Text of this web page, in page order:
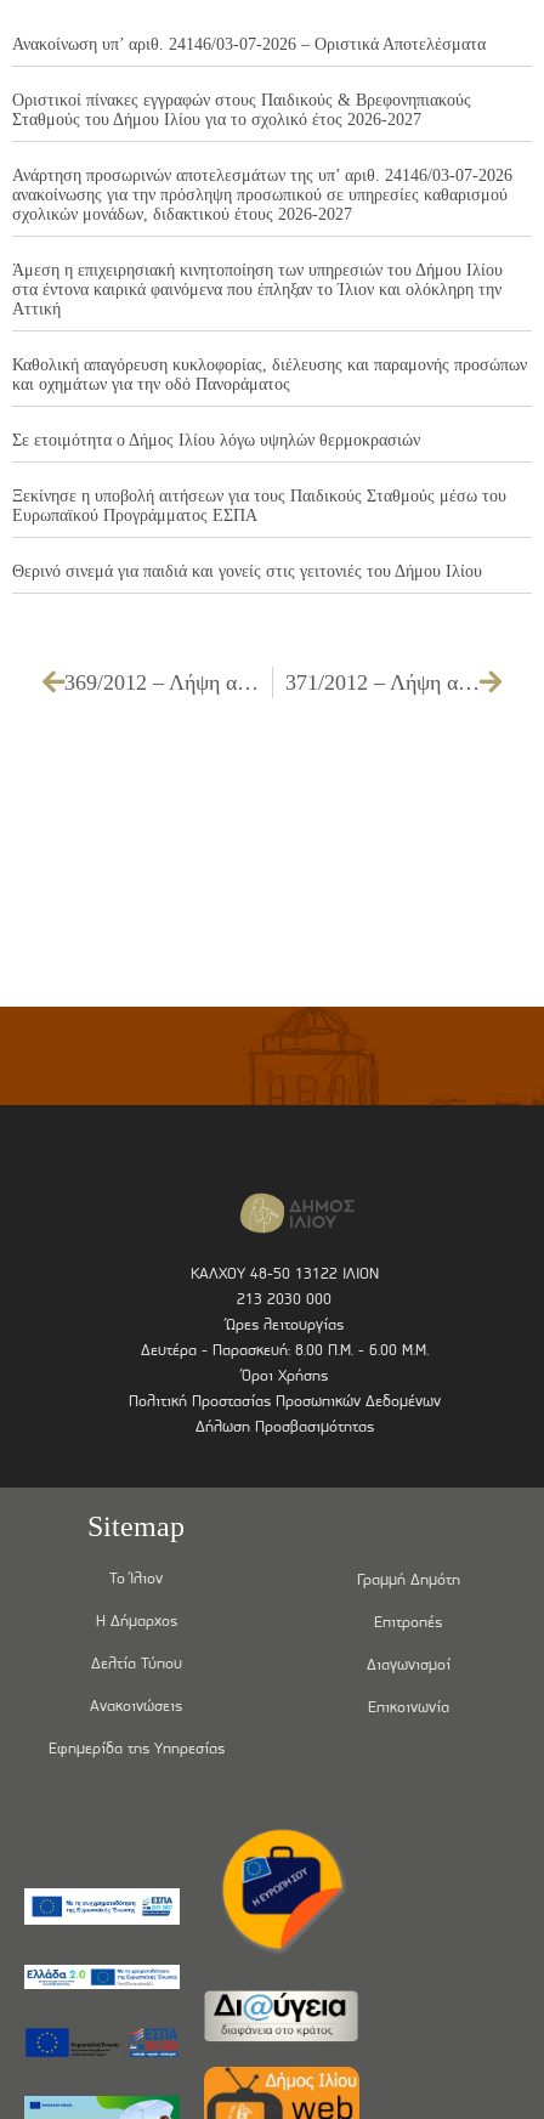
Ανακοίνωση υπ’ αριθ. 24146/03-07-2026 – Οριστικά Αποτελέσματα
Οριστικοί πίνακες εγγραφών στους Παιδικούς & Βρεφονηπιακούς
Σταθμούς του Δήμου Ιλίου για το σχολικό έτος 2026-2027
Ανάρτηση προσωρινών αποτελεσμάτων της υπ’ αριθ. 24146/03-07-2026
ανακοίνωσης για την πρόσληψη προσωπικού σε υπηρεσίες καθαρισμού
σχολικών μονάδων, διδακτικού έτους 2026-2027
Άμεση η επιχειρησιακή κινητοποίηση των υπηρεσιών του Δήμου Ιλίου
στα έντονα καιρικά φαινόμενα που έπληξαν το Ίλιον και ολόκληρη την
Αττική
Καθολική απαγόρευση κυκλοφορίας, διέλευσης και παραμονής προσώπων
και οχημάτων για την οδό Πανοράματος
Σε ετοιμότητα ο Δήμος Ιλίου λόγω υψηλών θερμοκρασιών
Ξεκίνησε η υποβολή αιτήσεων για τους Παιδικούς Σταθμούς μέσω του
Ευρωπαϊκού Προγράμματος ΕΣΠΑ
Θερινό σινεμά για παιδιά και γονείς στις γειτονιές του Δήμου Ιλίου
369/2012 – Λήψη απόφασης για την έγκριση του 2ου Ανακεφαλαιωτικού Τακτοποιητικού Πίνακα Εργασιών του έργου ΔΙΑΝΟΙΞΕΙΣ ΟΔΩΝ ΤΟΥ ΔΗΜΟΥ ΕΡΓ. Α4/09 371/2012 – Λήψη απόφασης για την έγκριση του 2ου Ανακεφαλαιωτικού Πίνακα & του 1ου ΠΚΤΜΝΕ του έργου ΕΠΕΚΤΑΣΗ – ΕΝΙΣΧΥΣΗ ΗΛΕΚΤΡΟΦΩΤΙΣΜΟΥ ΟΔΩΝ ΚΑΙ ΚΟΙΝΟΧΡΗΣΤΩΝ ΧΩΡΩΝ ΕΡΓ. Η2/11
ΚΑΛΧΟΥ 48-50 13122 ΙΛΙΟΝ
213 2030 000
Ώρες λειτουργίας
Δευτέρα - Παρασκευή: 8.00 Π.Μ. - 6.00 Μ.Μ.
Όροι Χρήσης
Πολιτική Προστασίας Προσωπικών Δεδομένων
Δήλωση Προσβασιμότητας
Sitemap
Το Ίλιον
Η Δήμαρχος
Δελτία Τύπου
Ανακοινώσεις
Εφημερίδα της Υπηρεσίας
Γραμμή Δημότη
Επιτροπές
Διαγωνισμοί
Επικοινωνία